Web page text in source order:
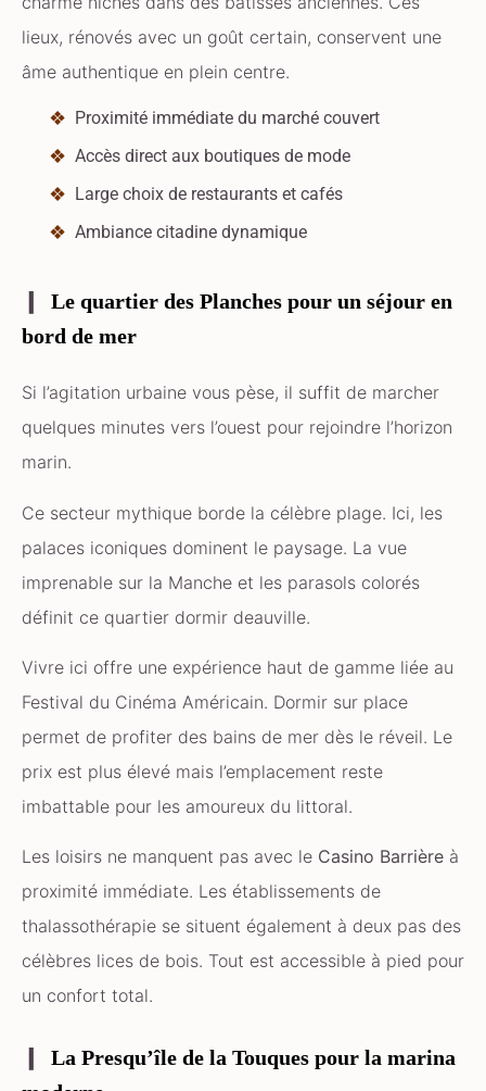
lieux, rénovés avec un goût certain, conservent une
âme authentique en plein centre.
Proximité immédiate du marché couvert
Accès direct aux boutiques de mode
Large choix de restaurants et cafés
Ambiance citadine dynamique
Le quartier des Planches pour un séjour en
bord de mer
Si l’agitation urbaine vous pèse, il suffit de marcher
quelques minutes vers l’ouest pour rejoindre l’horizon
marin.
Ce secteur mythique borde la célèbre plage. Ici, les
palaces iconiques dominent le paysage. La vue
imprenable sur la Manche et les parasols colorés
définit ce quartier dormir deauville.
Vivre ici offre une expérience haut de gamme liée au
Festival du Cinéma Américain. Dormir sur place
permet de profiter des bains de mer dès le réveil. Le
prix est plus élevé mais l’emplacement reste
imbattable pour les amoureux du littoral.
Les loisirs ne manquent pas avec le Casino Barrière à
proximité immédiate. Les établissements de
thalassothérapie se situent également à deux pas des
célèbres lices de bois. Tout est accessible à pied pour
un confort total.
La Presqu’île de la Touques pour la marina